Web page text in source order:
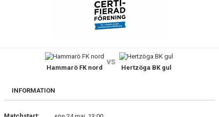
FRISPARKEN
Hammarö FK nord
vs
Hertzöga BK gul
INFORMATION